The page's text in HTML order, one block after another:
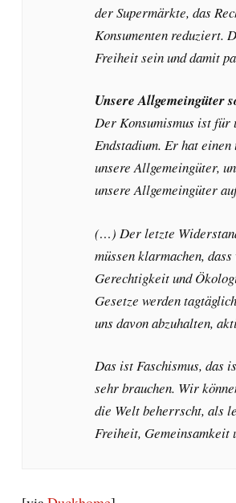
der Supermärkte, das
Konsumenten reduziert.
Freiheit sein und damit
Unsere Allgemeingüter
Der Konsumismus ist für
Endstadium. Er hat
unsere Allgemeingüter,
unsere Allgemeingüter
(…) Der letzte
müssen klarmachen,
Gerechtigkeit und
Gesetze werden
uns davon abzuhalten,
Das ist Faschismus, das
sehr brauchen. Wir
die Welt beherrscht, als
Freiheit, Gemeinsamkeit